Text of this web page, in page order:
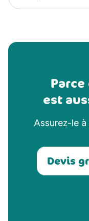
est
Assurez-le à
Devis